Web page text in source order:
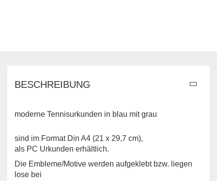
BESCHREIBUNG
moderne Tennisurkunden in blau mit grau
sind im Format Din A4 (21 x 29,7 cm),
als PC Urkunden erhältlich.
Die Embleme/Motive werden aufgeklebt bzw. liegen
lose bei